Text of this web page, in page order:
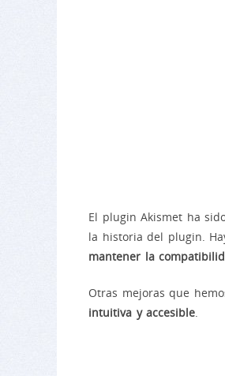
El plugin Akismet ha
la historia del plugin.
mantener la
Otras mejoras que
intuitiva y accesible